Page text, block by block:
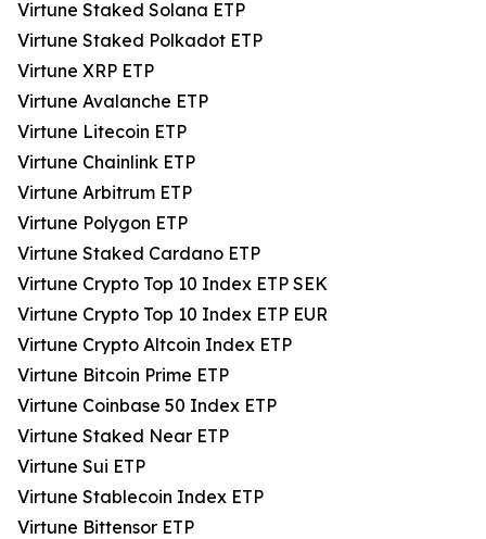
Virtune Staked Solana ETP
Virtune Staked Polkadot ETP
Virtune XRP ETP
Virtune Avalanche ETP
Virtune Litecoin ETP
Virtune Chainlink ETP
Virtune Arbitrum ETP
Virtune Polygon ETP
Virtune Staked Cardano ETP
Virtune Crypto Top 10 Index ETP SEK
Virtune Crypto Top 10 Index ETP EUR
Virtune Crypto Altcoin Index ETP
Virtune Bitcoin Prime ETP
Virtune Coinbase 50 Index ETP
Virtune Staked Near ETP
Virtune Sui ETP
Virtune Stablecoin Index ETP
Virtune Bittensor ETP